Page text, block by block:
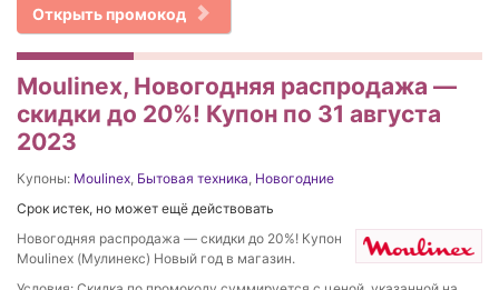
Открыть промокод
Moulinex, Новогодняя распродажа —
скидки до 20%! Купон по 31 августа
2023
Купоны: Moulinex, Бытовая техника, Новогодние
Срок истек, но может ещё действовать
Новогодняя распродажа — скидки до 20%! Купон
Moulinex (Мулинекс) Новый год в магазин.